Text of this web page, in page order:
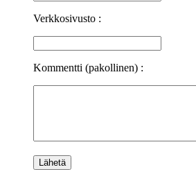
Verkkosivusto :
Kommentti (pakollinen) :